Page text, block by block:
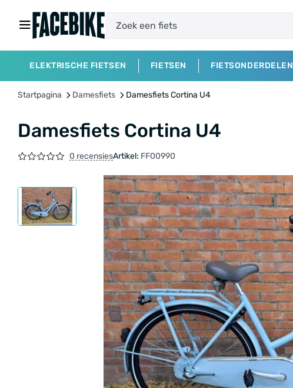
ELEKTRISCHE FIETSEN FIETSEN FIETSONDERDELEN
Startpagina Damesfiets Damesfiets Cortina U4
Damesfiets Cortina U4
0 recensiesArtikel: FF00990